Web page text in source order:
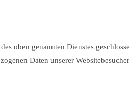
oben genannten Dienstes
Daten unserer